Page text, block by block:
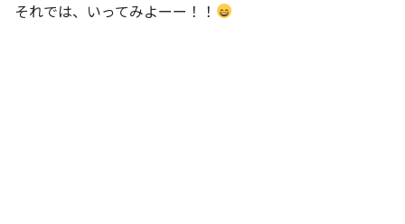
それでは、いってみよーー！！